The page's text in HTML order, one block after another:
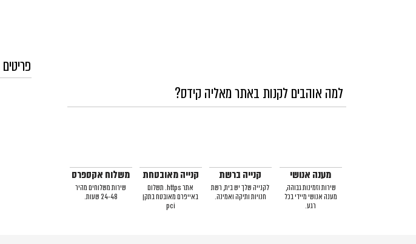
למה אוהבים לקנות באתר מאליה קידס?
משלוח אקספרס
שירות משלוחים מהיר
24-48 שעות.
קנייה מאובטחת
אתר https. תשלום
באייפרם מאובטח בתקן
pci
קנייה ברשת
לקנייה שלך יש בית, רשת
חנויות ותיקה ואמינה.
מענה אנושי
שירות וזמינות גבוהה,
מענה אנושי מיידי בכל
רגע.